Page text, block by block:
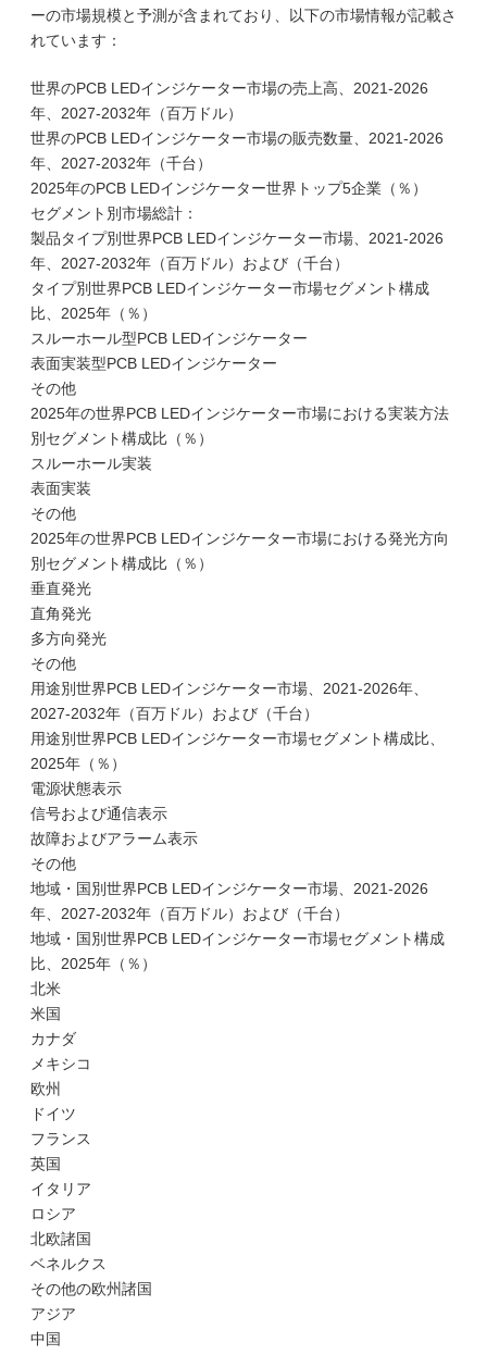
ーの市場規模と予測が含まれており、以下の市場情報が記載さ
れています：
世界のPCB LEDインジケーター市場の売上高、2021-2026
年、2027-2032年（百万ドル）
世界のPCB LEDインジケーター市場の販売数量、2021-2026
年、2027-2032年（千台）
2025年のPCB LEDインジケーター世界トップ5企業（％）
セグメント別市場総計：
製品タイプ別世界PCB LEDインジケーター市場、2021-2026
年、2027-2032年（百万ドル）および（千台）
タイプ別世界PCB LEDインジケーター市場セグメント構成
比、2025年（％）
スルーホール型PCB LEDインジケーター
表面実装型PCB LEDインジケーター
その他
2025年の世界PCB LEDインジケーター市場における実装方法
別セグメント構成比（％）
スルーホール実装
表面実装
その他
2025年の世界PCB LEDインジケーター市場における発光方向
別セグメント構成比（％）
垂直発光
直角発光
多方向発光
その他
用途別世界PCB LEDインジケーター市場、2021-2026年、
2027-2032年（百万ドル）および（千台）
用途別世界PCB LEDインジケーター市場セグメント構成比、
2025年（％）
電源状態表示
信号および通信表示
故障およびアラーム表示
その他
地域・国別世界PCB LEDインジケーター市場、2021-2026
年、2027-2032年（百万ドル）および（千台）
地域・国別世界PCB LEDインジケーター市場セグメント構成
比、2025年（％）
北米
米国
カナダ
メキシコ
欧州
ドイツ
フランス
英国
イタリア
ロシア
北欧諸国
ベネルクス
その他の欧州諸国
アジア
中国